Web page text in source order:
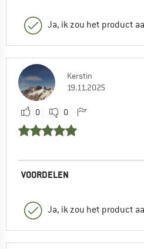
Ja, ik zou het product
Kerstin
19.11.2025
0 0
VOORDELEN
Ja, ik zou het product